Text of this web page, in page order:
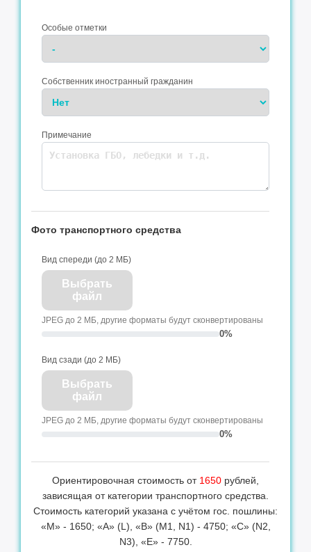
Особые отметки
Собственник иностранный гражданин
Примечание
Фото транспортного средства
Вид спереди (до 2 МБ)
Выбрать
файл
JPEG до 2 МБ, другие форматы будут сконвертированы
0%
Вид сзади (до 2 МБ)
Выбрать
файл
JPEG до 2 МБ, другие форматы будут сконвертированы
0%
Ориентировочная стоимость от 1650 рублей,
зависящая от категории транспортного средства.
Стоимость категорий указана с учётом гос. пошлины:
«М» - 1650; «А» (L), «B» (M1, N1) - 4750; «С» (N2,
N3), «Е» - 7750.